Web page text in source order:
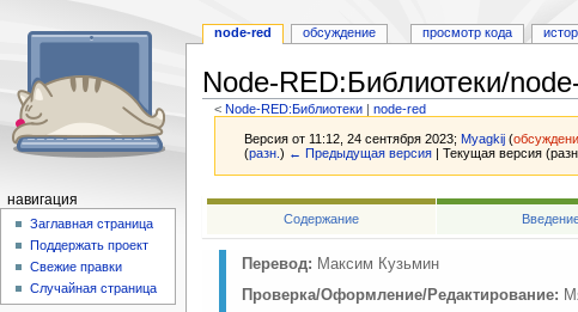
Node-RED:Библиотеки/
< Node-RED:Библиотеки ‎ |node-red
Версия от 11:12, 24 сентября 2023; Myagkij (
(разн.) ← Предыдущая версия | Текущая версия
Перейти
навигации
Перейти
поиску
Содержание
Перевод: Максим Кузьмин
Проверка/Оформление/Редактирование:
node-red обсуждение просмотр кода
навигация
Заглавная страница
Поддержать проект
Свежие правки
Случайная страница